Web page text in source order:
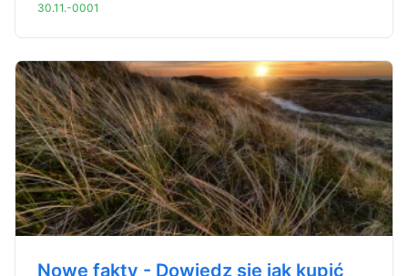
30.11.-0001
Nowe fakty - Dowiedz się jak kupić